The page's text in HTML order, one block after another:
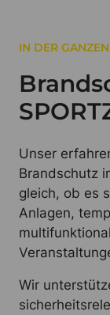
IN DER
Unser
Brandschutz
gleich, ob es
Anlagen,
Wir